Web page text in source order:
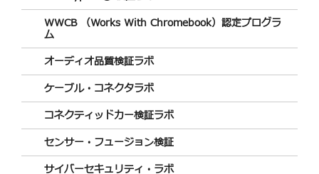
WWCB （Works With Chromebook）認定プログラ
ム
オーディオ品質検証ラボ
ケーブル・コネクタラボ
コネクティッドカー検証ラボ
センサー・フュージョン検証
サイバーセキュリティ・ラボ